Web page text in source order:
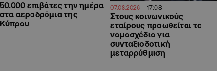
50.000 επιβάτες την ημέρα
στα αεροδρόμια της
Κύπρου
07.08.2026 17:08
Στους κοινωνικούς
εταίρους προωθείται το
νομοσχέδιο για
συνταξιοδοτική
μεταρρύθμιση